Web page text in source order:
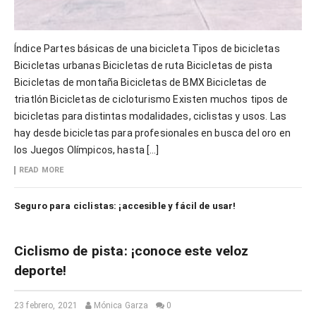
Índice Partes básicas de una bicicleta Tipos de bicicletas
Bicicletas urbanas Bicicletas de ruta Bicicletas de pista
Bicicletas de montaña Bicicletas de BMX Bicicletas de
triatlón Bicicletas de cicloturismo Existen muchos tipos de
bicicletas para distintas modalidades, ciclistas y usos. Las
hay desde bicicletas para profesionales en busca del oro en
los Juegos Olímpicos, hasta […]
READ MORE
Seguro para ciclistas: ¡accesible y fácil de usar!
Ciclismo de pista: ¡conoce este veloz
deporte!
23 febrero, 2021 Mónica Garza 0